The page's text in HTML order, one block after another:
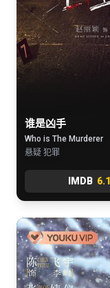
谁是凶手
Who is The Murderer
悬疑 犯罪
IMDB 6.1